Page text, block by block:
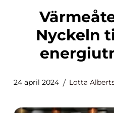
Värmeåtervinning:
Nyckeln
24 april 2024 Lotta